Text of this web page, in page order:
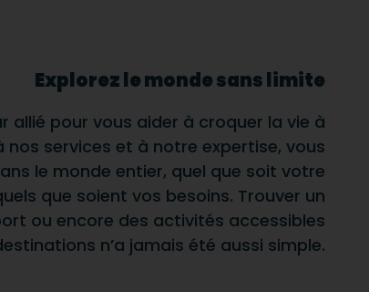
Explorez le monde sans limite
allié pour vous aider à croquer la vie à
nos services et à notre expertise, vous
le monde entier, quel que soit votre
que soient vos besoins. Trouver un
ou encore des activités accessibles
n’a jamais été aussi simple.